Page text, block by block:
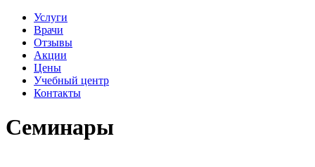
Услуги
Врачи
Отзывы
Акции
Цены
Учебный центр
Контакты
Семинары